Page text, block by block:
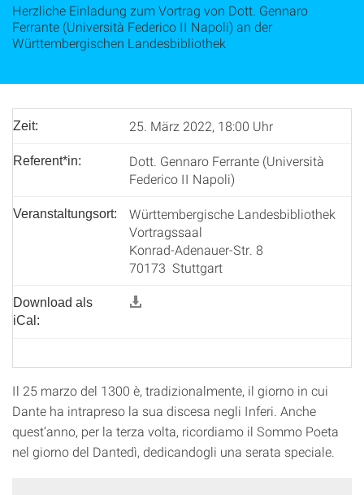
Herzliche Einladung zum Vortrag von Dott. Gennaro
Ferrante (Università Federico II Napoli) an der
Württembergischen Landesbibliothek
Zeit: 25. März 2022, 18:00 Uhr
Referent*in:
Dott. Gennaro Ferrante (Università
Federico II Napoli)
Veranstaltungsort:
Württembergische Landesbibliothek
Vortragssaal
Konrad-Adenauer-Str. 8
70173 Stuttgart
Download als
iCal:
Il 25 marzo del 1300 è, tradizionalmente, il giorno in cui
Dante ha intrapreso la sua discesa negli Inferi. Anche
quest’anno, per la terza volta, ricordiamo il Sommo Poeta
nel giorno del Dantedì, dedicandogli una serata speciale.